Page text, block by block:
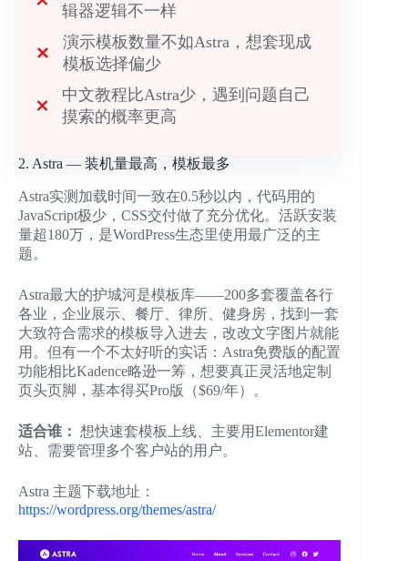
辑器逻辑不一样
演示模板数量不如Astra，想套现成
模板选择偏少
中文教程比Astra少，遇到问题自己
摸索的概率更高
2. Astra — 装机量最高，模板最多
Astra实测加载时间一致在0.5秒以内，代码用的
JavaScript极少，CSS交付做了充分优化。活跃安装
量超180万，是WordPress生态里使用最广泛的主
题。
Astra最大的护城河是模板库——200多套覆盖各行
各业，企业展示、餐厅、律所、健身房，找到一套
大致符合需求的模板导入进去，改改文字图片就能
用。但有一个不太好听的实话：Astra免费版的配置
功能相比Kadence略逊一筹，想要真正灵活地定制
页头页脚，基本得买Pro版（$69/年）。
适合谁： 想快速套模板上线、主要用Elementor建
站、需要管理多个客户站的用户。
Astra 主题下载地址：
https://wordpress.org/themes/astra/